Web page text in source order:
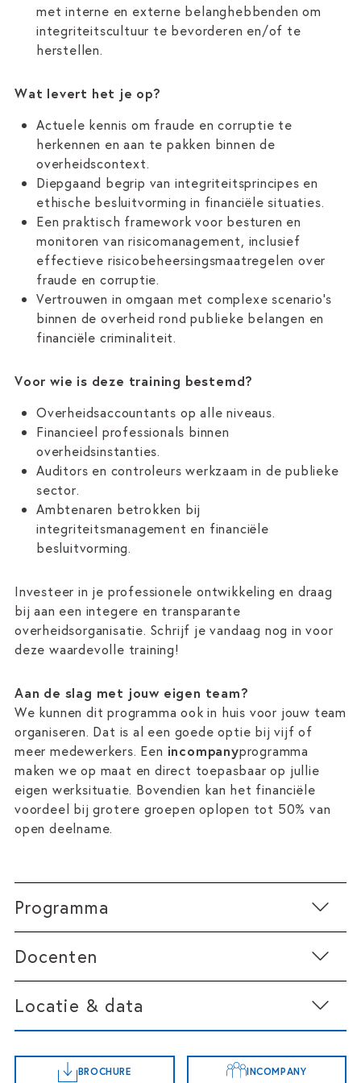
met interne en externe belanghebbenden om
integriteitscultuur te bevorderen en/of te
herstellen.
Wat levert het je op?
Actuele kennis om fraude en corruptie te
herkennen en aan te pakken binnen de
overheidscontext.
Diepgaand begrip van integriteitsprincipes en
ethische besluitvorming in financiële situaties.
Een praktisch framework voor besturen en
monitoren van risicomanagement, inclusief
effectieve risicobeheersingsmaatregelen over
fraude en corruptie.
Vertrouwen in omgaan met complexe scenario's
binnen de overheid rond publieke belangen en
financiële criminaliteit.
Voor wie is deze training bestemd?
Overheidsaccountants op alle niveaus.
Financieel professionals binnen
overheidsinstanties.
Auditors en controleurs werkzaam in de publieke
sector.
Ambtenaren betrokken bij
integriteitsmanagement en financiële
besluitvorming.
Investeer in je professionele ontwikkeling en draag
bij aan een integere en transparante
overheidsorganisatie. Schrijf je vandaag nog in voor
deze waardevolle training!
Aan de slag met jouw eigen team?
We kunnen dit programma ook in huis voor jouw team
organiseren. Dat is al een goede optie bij vijf of
meer medewerkers. Een incompanyprogramma
maken we op maat en direct toepasbaar op jullie
eigen werksituatie. Bovendien kan het financiële
voordeel bij grotere groepen oplopen tot 50% van
open deelname.
Programma
Programma
Deze training is interactief en waarbij er alle ruimte
is om verschillende casuïstiek of scenario’s met
en waarin we de volgende onderwerpen behandelen;
Docenten
Locatie & data
BROCHURE INCOMPANY